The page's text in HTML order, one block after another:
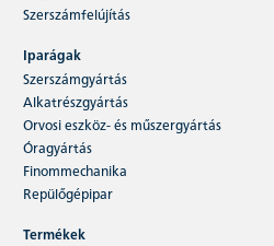
Szerszámfelújítás
Iparágak
Szerszámgyártás
Alkatrészgyártás
Orvosi eszköz- és műszergyártás
Óragyártás
Finommechanika
Repülőgépipar
Termékek